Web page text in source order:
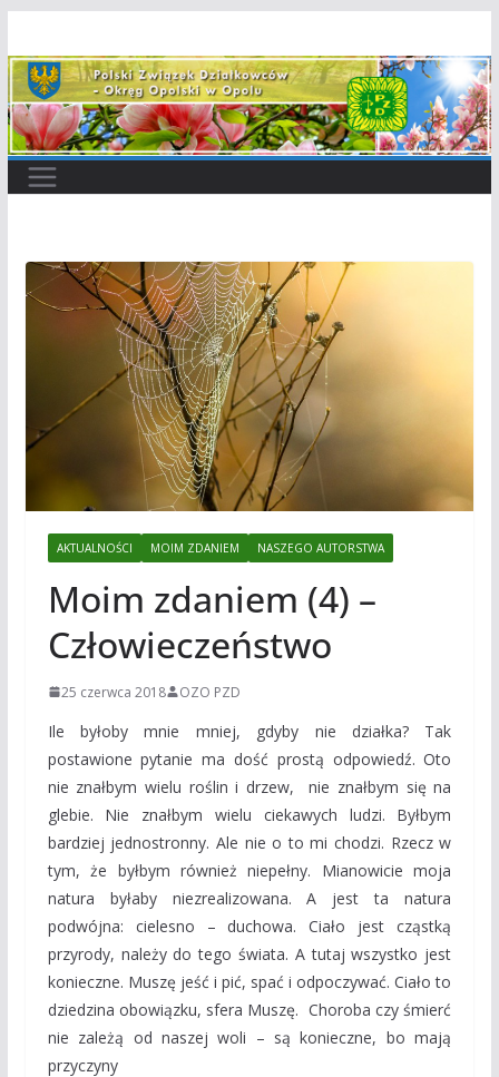
do
treści
AKTUALNOŚCI MOIM ZDANIEM NASZEGO AUTORSTWA
Moim zdaniem (4) –
Człowieczeństwo
25 czerwca 2018 OZO PZD
Ile byłoby mnie mniej, gdyby nie działka? Tak
postawione pytanie ma dość prostą odpowiedź. Oto
nie znałbym wielu roślin i drzew, nie znałbym się na
glebie. Nie znałbym wielu ciekawych ludzi. Byłbym
bardziej jednostronny. Ale nie o to mi chodzi. Rzecz w
tym, że byłbym również niepełny. Mianowicie moja
natura byłaby niezrealizowana. A jest ta natura
podwójna: cielesno – duchowa. Ciało jest cząstką
przyrody, należy do tego świata. A tutaj wszystko jest
konieczne. Muszę jeść i pić, spać i odpoczywać. Ciało to
dziedzina obowiązku, sfera Muszę. Choroba czy śmierć
nie zależą od naszej woli – są konieczne, bo mają
przyczyny